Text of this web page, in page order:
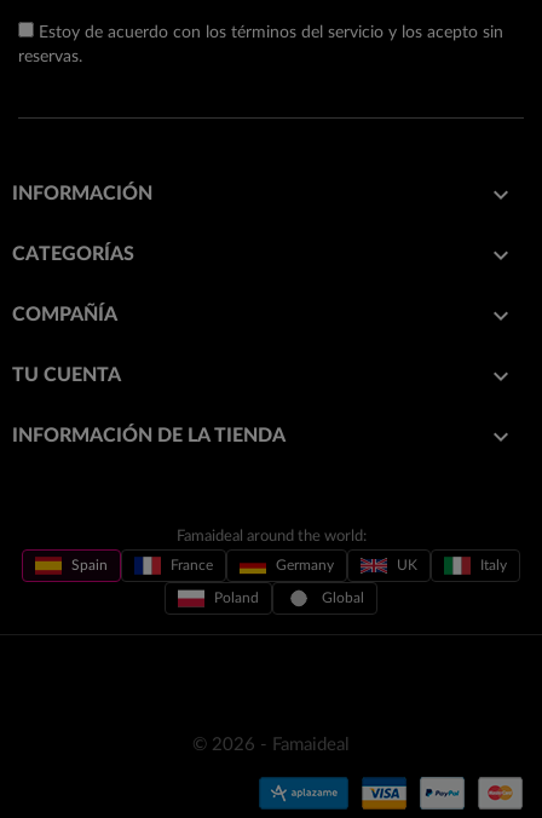
Estoy de acuerdo con los términos del servicio y los acepto sin
reservas.
INFORMACIÓN 
CATEGORÍAS 
COMPAÑÍA 
TU CUENTA 
INFORMACIÓN DE LA TIENDA keyboard_arrow_down
Famaideal around the world:
Spain France Germany UK Italy
Poland Global
© 2026 - Famaideal